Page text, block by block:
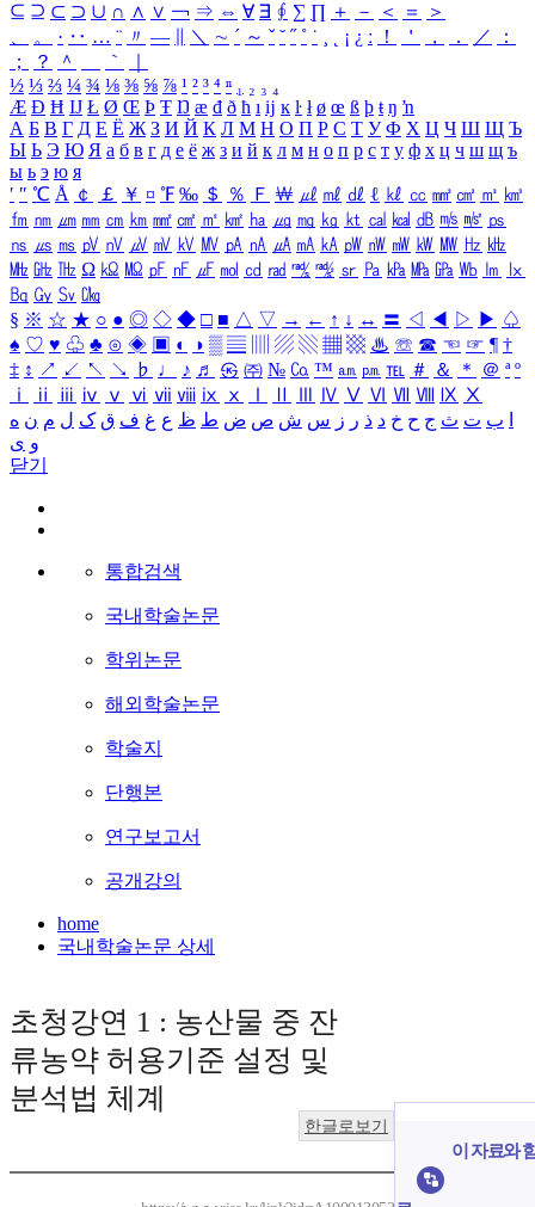
⊆ ⊇ ⊂ ⊃ ∪ ∩ ∧ ∨ ￢ ⇒ ⇔ ∀ ∃ ∮ ∑ ∏ ＋ － ＜ ＝
＞
、
。 · ‥ … ¨ 〃 ― ＼ ∼ ´ ～ ˇ ˘ ˝ ˚ ˙ ¸ ¡ ¿ ː ！ ＇ ， ． ／
：
；
？ ＾ ｀
½ ⅓ ⅔ ¼ ¾ ⅛ ⅜ ⅝ ⅞ ¹ ² ³ ⁴ ⁿ ₁ ₂ ₃ ₄
Æ Ð Ħ Ĳ Ł Ø Œ Þ Ŧ Ŋ æ đ ð ħ ı ĳ ĸ ŀ ł ø œ ß þ ŧ ŋ ŉ
А Б В Г Д Е Ё Ж З И Й К Л М Н О П Р С Т У Ф Х Ц Ч Ш Щ Ъ
Ы Ь Э Ю Я а б в г д е ё ж з и й к л м н о п р с т у ф х ц ч ш щ ъ
ы ь э ю я
′ ″ ℃ Å ￠ ￡ ￥ ¤ ℉ ‰ ＄ ％ Ｆ ￦ ㎕ ㎖ ㎗ ℓ ㎘ ㏄ ㎣ ㎤ ㎥ ㎦
㎙ ㎚ ㎛ ㎜ ㎝ ㎞ ㎟ ㎠ ㎡ ㎢ ㏊ ㎍ ㎎ ㎏ ㏏ ㎈ ㎉ ㏈ ㎧ ㎨ ㎰
㎱ ㎲ ㎳ ㎴ ㎵ ㎶ ㎷ ㎸ ㎹ ㎀ ㎁ ㎂ ㎃ ㎄ ㎺ ㎻ ㎽ ㎾ ㎿ ㎐ ㎑
㎒ ㎓ ㎔ Ω ㏀ ㏁ ㎊ ㎋ ㎌ ㏖ ㏅ ㎭ ㎮ ㎯ ㏛ ㎩ ㎪ ㎫ ㎬ ㏝ ㏐
㏓
㏃ ㏉ ㏜ ㏆
§ ※ ☆ ★ ○ ● ◎ ◇ ◆ □ ■ △ ▽ → ← ↑ ↓ ↔ 〓 ◁ ◀ ▷ ▶ ♤
♠ ♡ ♥ ♧ ♣ ⊙ ◈ ▣ ◐ ◑ ▒ ▤ ▨ ▧ ▦ ▩ ♨ ☏ ☎ ☜ ☞ ¶ †
‡ ↕ ↗ ↙ ↖ ↘ ♭ ♩ ♪ ♬ ㉿ ㈜ № ㏇ ™ ㏂ ㏘ ℡ ＃ ＆ ＊ ＠ ª º
ⅰ
ⅱ ⅲ ⅳ ⅴ ⅵ ⅶ ⅷ ⅸ ⅹ Ⅳ Ⅴ Ⅵ Ⅶ Ⅷ Ⅸ Ⅹ
ب ت ث ج ح خ د ذ ر ز س ش ص ض ط ظ ع غ ف ق ک ل م ن ه
و ی
닫기
통합검색
국내학술논문
학위논문
해외학술논문
학술지
단행본
연구보고서
공개강의
home
국내학술논문 상세
초청강연 1 : 농산물 중 잔
류농약 허용기준 설정 및
분석법 체계
한글로보기
이 자료와